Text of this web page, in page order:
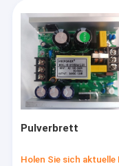
Produkte
Werksführung
Qualitätskontrolle
Pulverbrett